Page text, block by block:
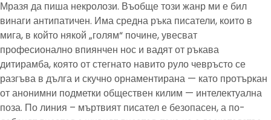
Мразя да пиша некролози. Въобще този жанр ми е бил
винаги антипатичен. Има средна ръка писатели, които в
мига, в който някой „голям“ почине, увесват
професионално впиянчен нос и вадят от ръкава
дитирамба, която от стегнато навито руло чевръсто се
разгъва в дълга и скучно орнаментирана — като протъркан
от анонимни подметки обществен килим — интелектуална
поза. По линия – мъртвият писател е безопасен, а по-